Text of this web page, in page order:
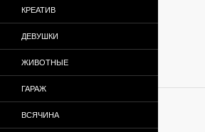
КРЕАТИВ
ДЕВУШКИ
ЖИВОТНЫЕ
ГАРАЖ
ВСЯЧИНА